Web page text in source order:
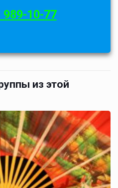
989-10-77
из этой